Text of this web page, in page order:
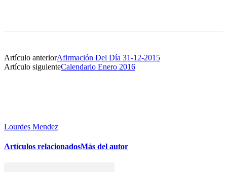
Artículo anteriorAfirmación Del Día 31-12-2015
Artículo siguienteCalendario Enero 2016
Lourdes Mendez
Artículos relacionadosMás del autor